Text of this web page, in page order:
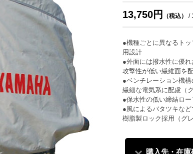
13,750円 （税込） /
●機種ごとに異なるト
用設計
●外面には撥水性に優
攻撃性が低い繊維面を
●ベンチレーション機
繊細な電気系に配慮（
●保水性の低い締結ロ
●風によるバタツキな
樹脂製ロック採用（グ
購入先・在庫